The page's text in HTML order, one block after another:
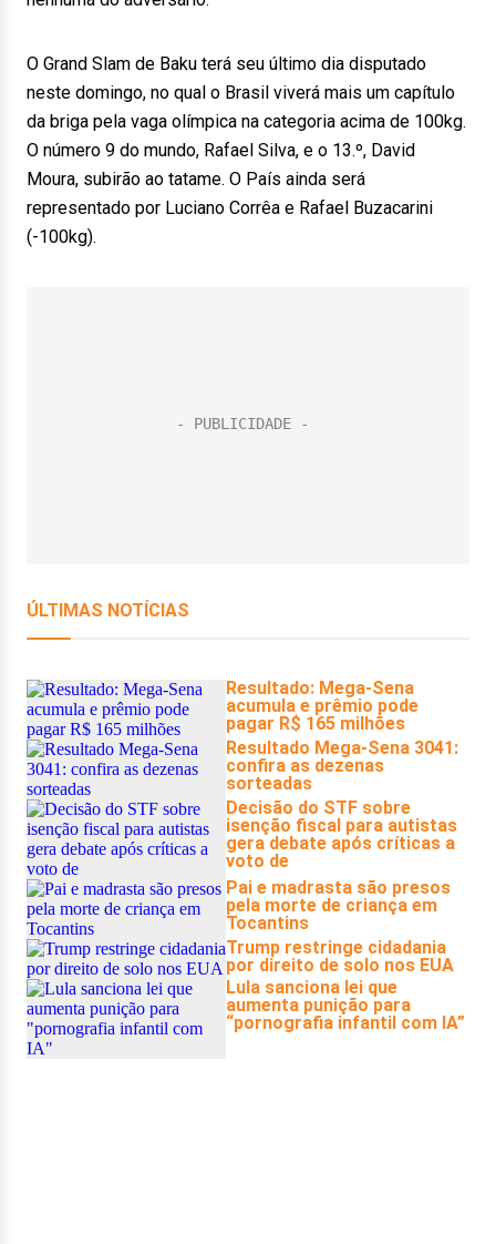
O Grand Slam de Baku terá seu último dia disputado
neste domingo, no qual o Brasil viverá mais um capítulo
da briga pela vaga olímpica na categoria acima de 100kg.
O número 9 do mundo, Rafael Silva, e o 13.º, David
Moura, subirão ao tatame. O País ainda será
representado por Luciano Corrêa e Rafael Buzacarini
(-100kg).